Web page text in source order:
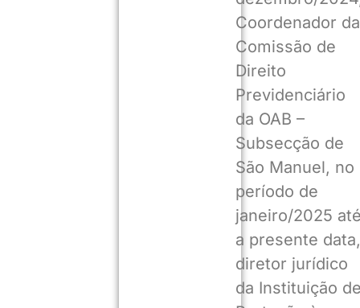
Coordenador da
Comissão de
Direito
Previdenciário
da OAB –
Subsecção de
São Manuel, no
período de
janeiro/2025
a presente data,
diretor jurídico
da Instituição